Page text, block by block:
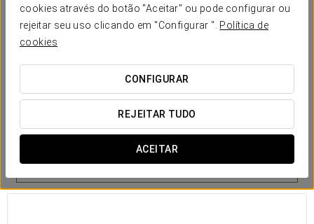
cookies através do botão "Aceitar" ou pode configurar ou
rejeitar seu uso clicando em "Configurar ". Política de
cookies
CONFIGURAR
REJEITAR TUDO
ACEITAR
desfrutar de Santa Cruz de Tenerife a partir de um refúgio
urbano cosmopolita.
Quartos
Ar condicionado Cofre Minibar